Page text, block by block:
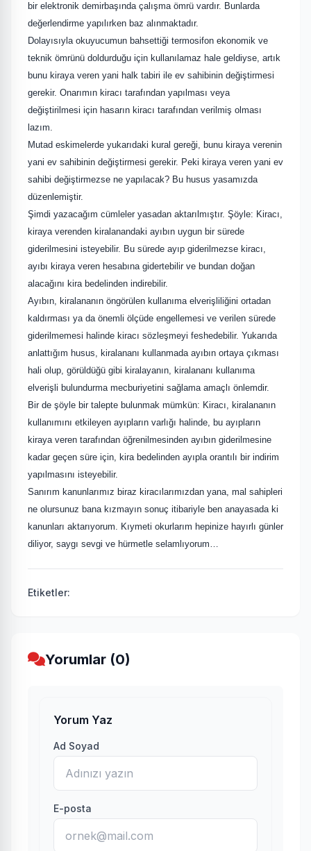
bir elektronik demirbaşında çalışma ömrü vardır. Bunlarda
değerlendirme yapılırken baz alınmaktadır.
Dolayısıyla okuyucumun bahsettiği termosifon ekonomik ve
teknik ömrünü doldurduğu için kullanılamaz hale geldiyse, artık
bunu kiraya veren yani halk tabiri ile ev sahibinin değiştirmesi
gerekir. Onarımın kiracı tarafından yapılması veya
değiştirilmesi için hasarın kiracı tarafından verilmiş olması
lazım.
Mutad eskimelerde yukarıdaki kural gereği, bunu kiraya verenin
yani ev sahibinin değiştirmesi gerekir. Peki kiraya veren yani ev
sahibi değiştirmezse ne yapılacak? Bu husus yasamızda
düzenlemiştir.
Şimdi yazacağım cümleler yasadan aktarılmıştır. Şöyle: Kiracı,
kiraya verenden kiralanandaki ayıbın uygun bir sürede
giderilmesini isteyebilir. Bu sürede ayıp giderilmezse kiracı,
ayıbı kiraya veren hesabına gidertebilir ve bundan doğan
alacağını kira bedelinden indirebilir.
Ayıbın, kiralananın öngörülen kullanıma elverişliliğini ortadan
kaldırması ya da önemli ölçüde engellemesi ve verilen sürede
giderilmemesi halinde kiracı sözleşmeyi feshedebilir. Yukarıda
anlattığım husus, kiralananı kullanmada ayıbın ortaya çıkması
hali olup, görüldüğü gibi kiralayanın, kiralananı kullanıma
elverişli bulundurma mecburiyetini sağlama amaçlı önlemdir.
Bir de şöyle bir talepte bulunmak mümkün: Kiracı, kiralananın
kullanımını etkileyen ayıpların varlığı halinde, bu ayıpların
kiraya veren tarafından öğrenilmesinden ayıbın giderilmesine
kadar geçen süre için, kira bedelinden ayıpla orantılı bir indirim
yapılmasını isteyebilir.
Sanırım kanunlarımız biraz kiracılarımızdan yana, mal sahipleri
ne olursunuz bana kızmayın sonuç itibariyle ben anayasada ki
kanunları aktarıyorum. Kıymeti okurlarım hepinize hayırlı günler
diliyor, saygı sevgi ve hürmetle selamlıyorum…
Etiketler:
Yorumlar (0)
Yorum Yaz
Ad Soyad
E-posta